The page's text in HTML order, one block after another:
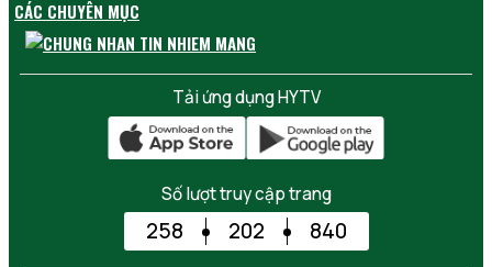
CÁC CHUYÊN MỤC
Tải ứng dụng HYTV
Số lượt truy cập trang
258 202 840